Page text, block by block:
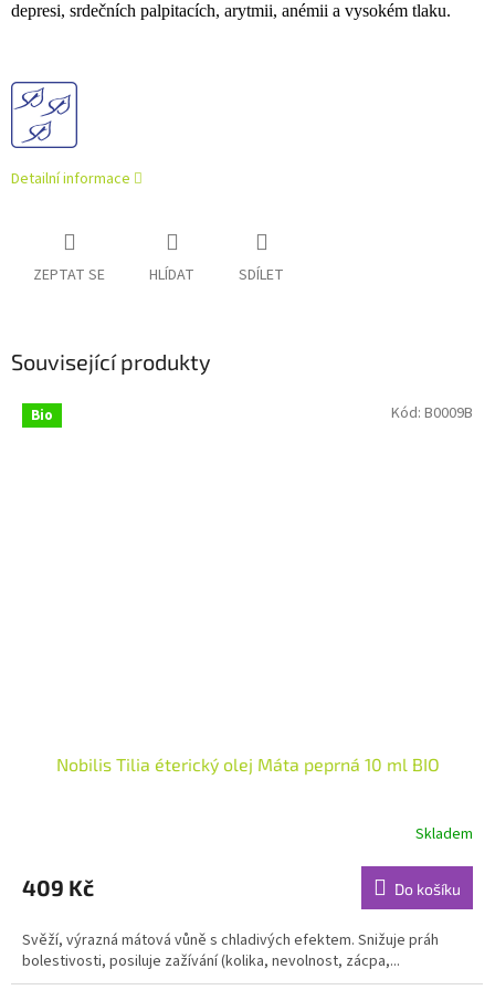
depresi, srdečních palpitacích, arytmii, anémii a vysokém tlaku.
Detailní informace
ZEPTAT SE HLÍDAT SDÍLET
Související produkty
Bio
Nobilis Tilia éterický olej Máta peprná 10 ml BIO
produktu
je
z
5
hvězdiček.
Skladem
409 Kč Do košíku
Svěží, výrazná mátová vůně s chladivých efektem. Snižuje práh
bolestivosti, posiluje zažívání (kolika, nevolnost, zácpa,...
Kód: B0009B